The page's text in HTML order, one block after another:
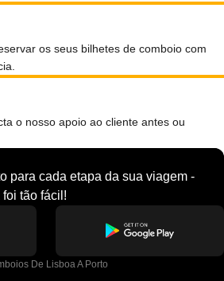
os seus bilhetes de comboio com
o nosso apoio ao cliente antes ou
para cada etapa da sua viagem -
tão fácil!
De Lisboa A Porto